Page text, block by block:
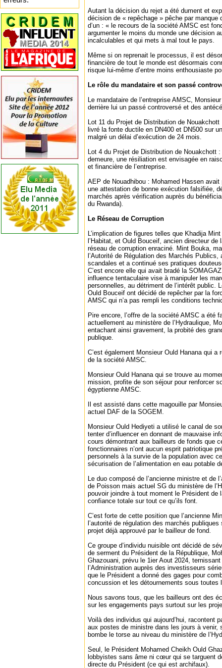
Autant la décision du rejet a été dument et
décision de « repêchage » pêche par manque
d’un : « le recours de la société AMSC est
argumenter le moins du monde une décision
incalculables et qui mets à mal tout le pays.
Même si on reprenait le processus, il est
financière de tout le monde est désormais
risque lui-même d’entre moins enthousiaste
Le rôle du mandataire et son passé
Le mandataire de l’entreprise AMSC,
derrière lui un passé controversé et des
Lot 11 du Projet de Distribution de Nouakchott
livré la fonte ductile en DN400 et DN500 sur
malgré un délai d’exécution de 24 mois.
Lot 4 du Projet de Distribution de Nouakchott
demeure, une résiliation est envisagée en
et financière de l’entreprise.
AEP de Nouadhibou : Mohamed Hassen
une attestation de bonne exécution falsifiée,
marchés après vérification auprès du
du Rwanda).
Le Réseau de Corruption
L’implication de figures telles que Khadija
l’Habitat, et Ould Bouceif, ancien directeur de
réseau de corruption enraciné. Mint Bouka,
l’Autorité de Régulation des Marchés
scandales et a continué ses pratiques
C’est encore elle qui avait bradé la
influence tentaculaire vise à manipuler les
personnelles, au détriment de l’intérêt public.
Ould Bouceif ont décidé de repêcher par la
AMSC qui n’a pas rempli les conditions
Pire encore, l’offre de la société AMSC a été
actuellement au ministère de l’Hydraulique,
entachant ainsi gravement, la probité des
publique.
C’est également Monsieur Ould Hanana qui
de la société AMSC.
Monsieur Ould Hanana qui se trouve au
mission, profite de son séjour pour renforcer
égyptienne AMSC.
Il est assisté dans cette magouille par
actuel DAF de la SOGEM.
Monsieur Ould Hediyeti a utilisé le canal de
tenter d’influencer en donnant de mauvaise
cours démontrant aux bailleurs de fonds que
fonctionnaires n’ont aucun esprit patriotique
personnels à la survie de la population avec
sécurisation de l’alimentation en eau potable
Le duo composé de l’ancienne ministre et de
de Poisson mais actuel SG du ministère de
pouvoir joindre à tout moment le Président de
confiance totale sur tout ce qu’ils font.
C’est forte de cette position que l’ancienne
l’autorité de régulation des marchés publiques
projet déjà approuvé par le bailleur de fond.
Ce groupe d’individu nuisible ont décidé de
de serment du Président de la République,
Ghazouani, prévu le 1ier Aout 2024, ternissant
l’Administration auprès des investisseurs
que le Président a donné des gages pour
concussion et les détournements sous toutes
Nous savons tous, que les bailleurs ont des
sur les engagements pays surtout sur les
Voilà des individus qui aujourd’hui, racontent
aux postes de ministre dans les jours à venir,
bombe le torse au niveau du ministère de
Seul, le Président Mohamed Cheikh Ould
lobbyistes sans âme ni cœur qui se targuent
directe du Président (ce qui est archifaux).